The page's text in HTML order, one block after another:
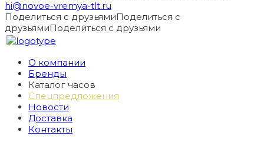
hi@novoe-vremya-tlt.ru
Поделиться с друзьямиПоделиться с
друзьямиПоделиться с друзьями
О компании
Бренды
Каталог часов
Спецпредложения
Новости
Доставка
Контакты